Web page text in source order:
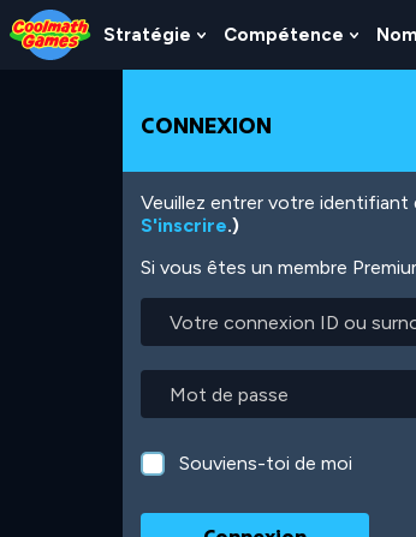
Skip
to
Top
Skip
to
Navigation
Skip
to
Main
Skip
to
Footer
Aller
au
contenu
Stratégie
Show
Submenu
Stratégie
Compétence
Show
CONNEXION
Veuillez entrer votre
S'inscrire.)
Si vous êtes un membre
connexion
ou
surnom
Souviens-toi de moi